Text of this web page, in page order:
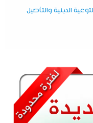
الدينية والتأصيل